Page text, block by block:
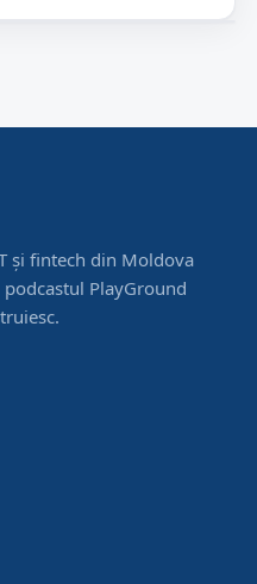
și fintech din Moldova
PlayGround